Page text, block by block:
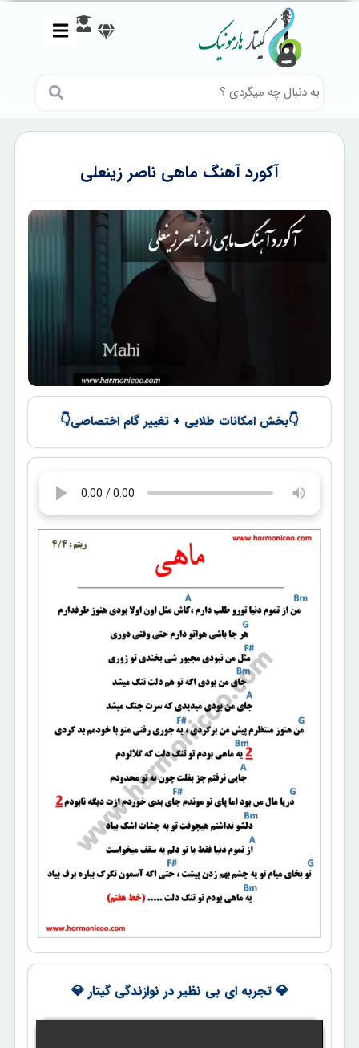
آکورد آهنگ ماهی ناصر زینعلی
👇بخش امکانات طلایی + تغییر گام اختصاصی👇
💎 تجربه ای بی نظیر در نوازندگی گیتار 💎